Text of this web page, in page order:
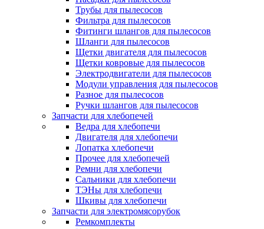
Трубы для пылесосов
Фильтра для пылесосов
Фитинги шлангов для пылесосов
Шланги для пылесосов
Щетки двигателя для пылесосов
Щетки ковровые для пылесосов
Электродвигатели для пылесосов
Модули управления для пылесосов
Разное для пылесосов
Ручки шлангов для пылесосов
Запчасти для хлебопечей
Ведра для хлебопечи
Двигателя для хлебопечи
Лопатка хлебопечи
Прочее для хлебопечей
Ремни для хлебопечи
Сальники для хлебопечи
ТЭНы для хлебопечи
Шкивы для хлебопечи
Запчасти для электромясорубок
Ремкомплекты